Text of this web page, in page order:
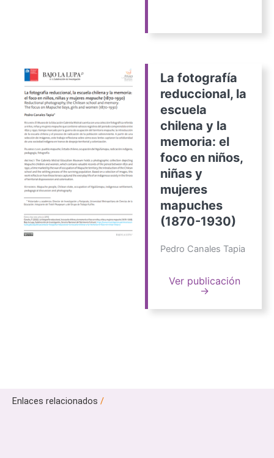
La fotografía
reduccional, la
escuela
chilena y la
memoria: el
foco en niños,
niñas y
mujeres
mapuches
(1870-1930)
Pedro Canales Tapia
Ver publicación
→
Enlaces relacionados /